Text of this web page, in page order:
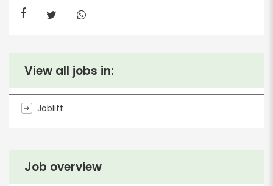
Job overview
View all jobs in:
Joblift